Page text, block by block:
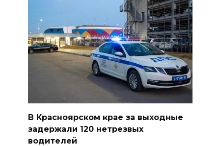
В Красноярском крае за выходные
задержали 120 нетрезвых
водителей